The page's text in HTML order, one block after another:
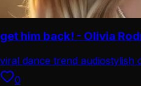
get him back! - Olivia
viral dance trend audiostylish
0